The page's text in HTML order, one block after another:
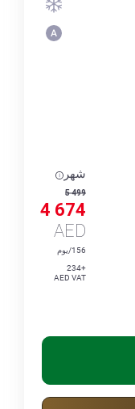
شهر
5 499
4 674
AED
156/يوم
+234
AED VAT